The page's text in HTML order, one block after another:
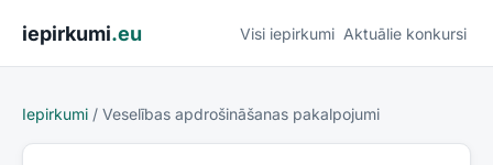
iepirkumi.eu Visi iepirkumi Aktuālie konkursi
Iepirkumi / Veselības apdrošināšanas pakalpojumi